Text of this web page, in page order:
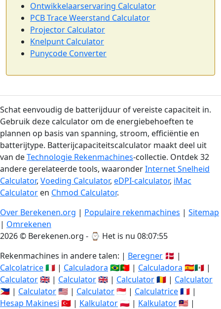
Ontwikkelaarservaring Calculator
PCB Trace Weerstand Calculator
Projector Calculator
Knelpunt Calculator
Punycode Converter
Schat eenvoudig de batterijduur of vereiste capaciteit in.
Gebruik deze calculator om de energiebehoeften te
plannen op basis van spanning, stroom, efficiëntie en
batterijtype. Batterijcapaciteitscalculator maakt deel uit
van deTechnologie Rekenmachines-collectie. Ontdek 32
andere gerelateerde tools, waaronderInternet Snelheid
Calculator, Voeding Calculator, eDPI-calculator, iMac
Calculator en Chmod Calculator.
Over Berekenen.org | Populaire rekenmachines | Sitemap
| Omrekenen
2026 © Berekenen.org - ⌚ Het is nu 08:07:56
Rekenmachines in andere talen: | Beregner 🇩🇰 |
Calcolatrice🇮🇹 | Calculadora 🇧🇷🇵🇹 | Calculadora 🇪🇸🇲🇽 |
Calculator🇬🇧 | Calculator🇬🇧 | Calculator🇷🇴 | Calculator
🇵🇭 | Calculator🇺🇸 | Calculator🇸🇬 | Calculatrice🇫🇷 |
Hesap Makinesi 🇹🇷 | Kalkulator🇵🇱 | Kalkulator🇲🇾 |